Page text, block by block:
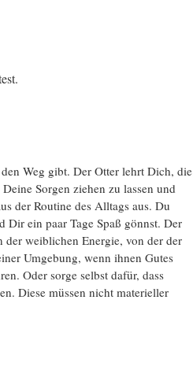
Weg gibt. Der Otter lehrt Dich, die
Sorgen ziehen zu lassen und
der Routine des Alltags aus. Du
Dir ein paar Tage Spaß gönnst. Der
weiblichen Energie, von der der
Umgebung, wenn ihnen Gutes
Oder sorge selbst dafür, dass
Diese müssen nicht materieller